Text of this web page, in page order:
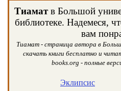
Тиамат в Большой
библиотеке. Надемеся,
вам
Тиамат - страница автора в
скачать книги бесплатно и
books.org - полные
Эклипсис